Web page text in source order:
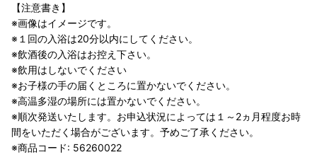
【注意書き】
※画像はイメージです。
※１回の入浴は20分以内にしてください。
※飲酒後の入浴はお控え下さい。
※飲用はしないでください
※お子様の手の届くところに置かないでください。
※高温多湿の場所には置かないでください。
※順次発送いたします。お申込状況によっては１～2ヵ月程度お時
間をいただく場合がございます。予めご了承ください。
※商品コード: 56260022